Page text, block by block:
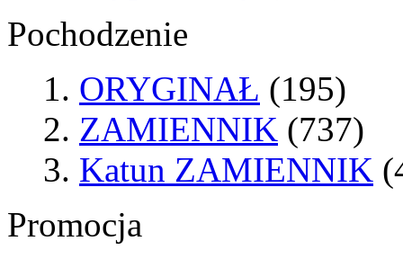
Pochodzenie
ORYGINAŁ (195)
ZAMIENNIK (737)
Katun ZAMIENNIK
Promocja